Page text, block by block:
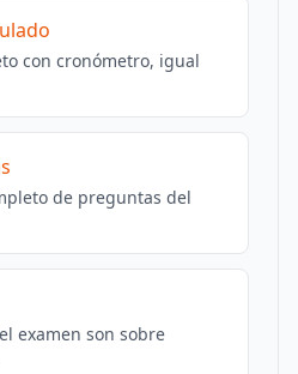
con cronómetro, igual
de preguntas del
examen son sobre